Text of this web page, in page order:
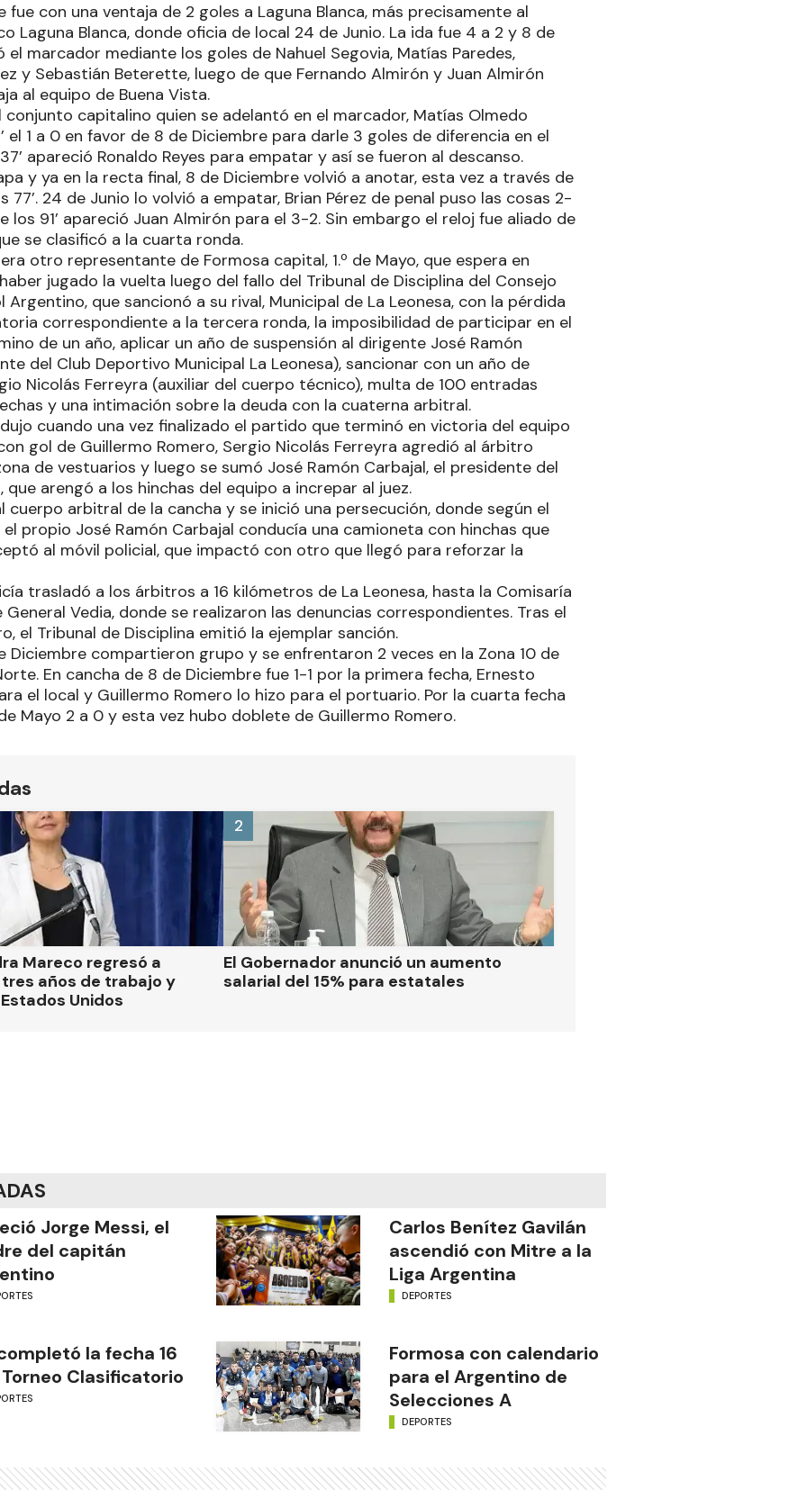
fue con una ventaja de 2 goles a Laguna Blanca, más precisamente al
Laguna Blanca, donde oficia de local 24 de Junio. La ida fue 4 a 2 y 8 de
marcador mediante los goles de Nahuel Segovia, Matías Paredes,
y Sebastián Beterette, luego de que Fernando Almirón y Juan Almirón
al equipo de Buena Vista.
conjunto capitalino quien se adelantó en el marcador, Matías Olmedo
el 1 a 0 en favor de 8 de Diciembre para darle 3 goles de diferencia en el
apareció Ronaldo Reyes para empatar y así se fueron al descanso.
y ya en la recta final, 8 de Diciembre volvió a anotar, esta vez a través de
77’. 24 de Junio lo volvió a empatar, Brian Pérez de penal puso las cosas 2-
los 91’ apareció Juan Almirón para el 3-2. Sin embargo el reloj fue aliado de
se clasificó a la cuarta ronda.
otro representante de Formosa capital, 1.º de Mayo, que espera en
jugado la vuelta luego del fallo del Tribunal de Disciplina del Consejo
Argentino, que sancionó a su rival, Municipal de La Leonesa, con la pérdida
correspondiente a la tercera ronda, la imposibilidad de participar en el
de un año, aplicar un año de suspensión al dirigente José Ramón
del Club Deportivo Municipal La Leonesa), sancionar con un año de
Nicolás Ferreyra (auxiliar del cuerpo técnico), multa de 100 entradas
y una intimación sobre la deuda con la cuaterna arbitral.
cuando una vez finalizado el partido que terminó en victoria del equipo
gol de Guillermo Romero, Sergio Nicolás Ferreyra agredió al árbitro
de vestuarios y luego se sumó José Ramón Carbajal, el presidente del
que arengó a los hinchas del equipo a increpar al juez.
cuerpo arbitral de la cancha y se inició una persecución, donde según el
propio José Ramón Carbajal conducía una camioneta con hinchas que
al móvil policial, que impactó con otro que llegó para reforzar la
trasladó a los árbitros a 16 kilómetros de La Leonesa, hasta la Comisaría
Vedia, donde se realizaron las denuncias correspondientes. Tras el
el Tribunal de Disciplina emitió la ejemplar sanción.
Diciembre compartieron grupo y se enfrentaron 2 veces en la Zona 10 de
En cancha de 8 de Diciembre fue 1-1 por la primera fecha, Ernesto
el local y Guillermo Romero lo hizo para el portuario. Por la cuarta fecha
Mayo 2 a 0 y esta vez hubo doblete de Guillermo Romero.
Mareco regresó a
años de trabajo y
Unidos
El Gobernador anunció un aumento
salarial del 15% para estatales
2
Jorge Messi, el
del capitán
Carlos Benítez Gavilán
ascendió con Mitre a la
Liga Argentina
DEPORTES
la fecha 16
Clasificatorio
Formosa con calendario
para el Argentino de
Selecciones A
DEPORTES